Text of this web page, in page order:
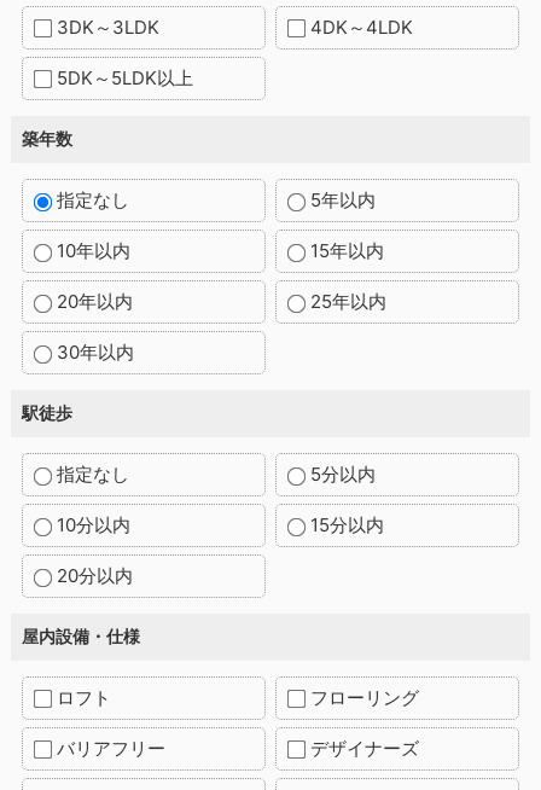
3DK～3LDK 4DK～4LDK
5DK～5LDK以上
築年数
指定なし 5年以内
10年以内 15年以内
20年以内 25年以内
30年以内
駅徒歩
指定なし 5分以内
10分以内 15分以内
20分以内
屋内設備・仕様
ロフト フローリング
バリアフリー デザイナーズ